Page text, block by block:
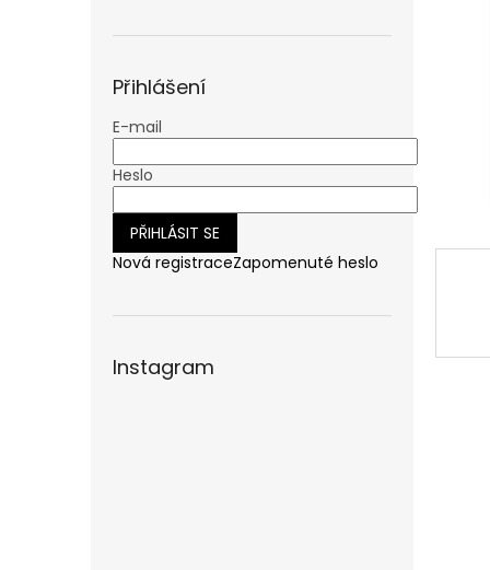
Přihlášení
E-mail
Heslo
PŘIHLÁSIT SE
Nová registraceZapomenuté heslo
Instagram